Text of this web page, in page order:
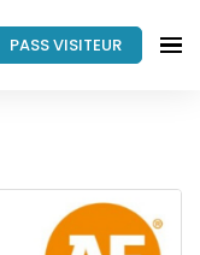
PASS VISITEUR